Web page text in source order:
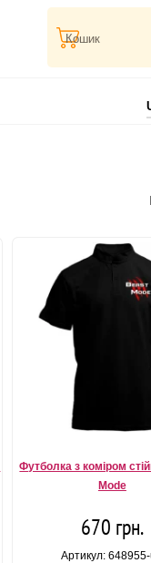
Кошик
Футболка з коміром
Mode
670 грн.
Артикул: